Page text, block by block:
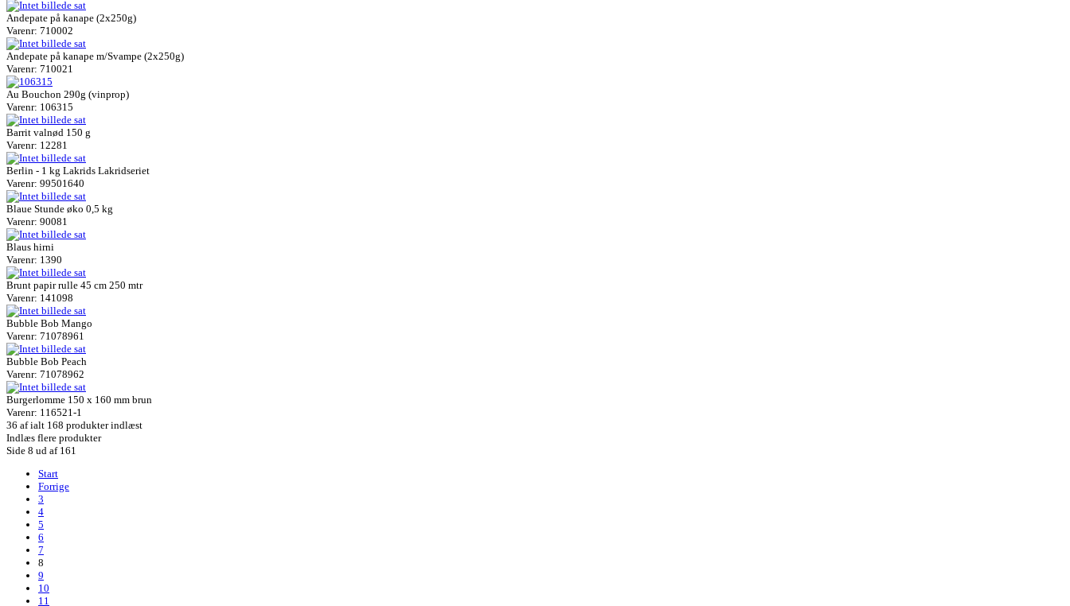
Andepate på kanape (2x250g)
Varenr: 710002
Andepate på kanape m/Svampe (2x250g)
Varenr: 710021
Au Bouchon 290g (vinprop)
Varenr: 106315
Barrit valnød 150 g
Varenr: 12281
Berlin - 1 kg Lakrids Lakridseriet
Varenr: 99501640
Blaue Stunde øko 0,5 kg
Varenr: 90081
Blaus hirni
Varenr: 1390
Brunt papir rulle 45 cm 250 mtr
Varenr: 141098
Bubble Bob Mango
Varenr: 71078961
Bubble Bob Peach
Varenr: 71078962
Burgerlomme 150 x 160 mm brun
Varenr: 116521-1
36 af ialt 168 produkter indlæst
Indlæs flere produkter
Side 8 ud af 161
Start
Forrige
3
4
5
6
7
8
9
10
11